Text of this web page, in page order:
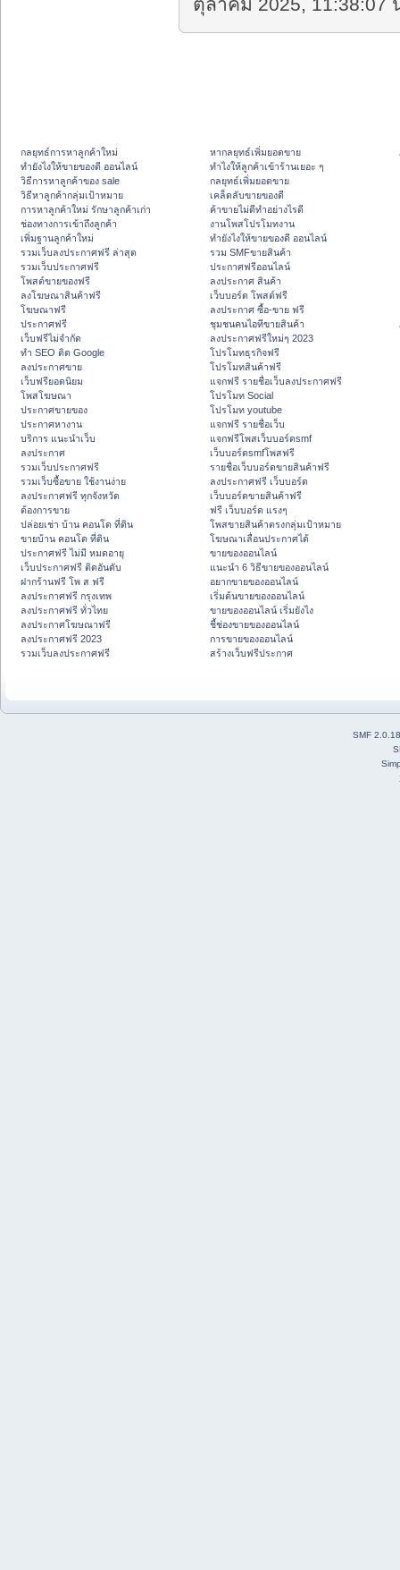
ตุลาคม 2025, 11:38:07
กลยุทธ์การหาลูกค้าใหม่
ทํายังไงให้ขายของดี ออนไลน์
วิธีการหาลูกค้าของ sale
วิธีหาลูกค้ากลุ่มเป้าหมาย
การหาลูกค้าใหม่ รักษาลูกค้าเก่า
ช่องทางการเข้าถึงลูกค้า
เพิ่มฐานลูกค้าใหม่
รวมเว็บลงประกาศฟรี ล่าสุด
รวมเว็บประกาศฟรี
โพสต์ขายของฟรี
ลงโฆษณาสินค้าฟรี
โฆษณาฟรี
ประกาศฟรี
เว็บฟรีไม่จำกัด
ทำ SEO ติด Google
ลงประกาศขาย
เว็บฟรียอดนิยม
โพสโฆษณา
ประกาศขายของ
ประกาศหางาน
บริการ แนะนำเว็บ
ลงประกาศ
รวมเว็บประกาศฟรี
รวมเว็บซื้อขาย ใช้งานง่าย
ลงประกาศฟรี ทุกจังหวัด
ต้องการขาย
ปล่อยเช่า บ้าน คอนโด ที่ดิน
ขายบ้าน คอนโด ที่ดิน
ประกาศฟรี ไม่มี หมดอายุ
เว็บประกาศฟรี ติดอันดับ
ฝากร้านฟรี โพ ส ฟรี
ลงประกาศฟรี กรุงเทพ
ลงประกาศฟรี ทั่วไทย
ลงประกาศโฆษณาฟรี
ลงประกาศฟรี 2023
รวมเว็บลงประกาศฟรี
หากลยุทธ์เพิ่มยอดขาย
ทําไงให้ลูกค้าเข้าร้านเยอะ ๆ
กลยุทธ์เพิ่มยอดขาย
เคล็ดลับขายของดี
ค้าขายไม่ดีทำอย่างไรดี
งานโพสโปรโมทงาน
ทํายังไงให้ขายของดี ออนไลน์
รวม SMFขายสินค้า
ประกาศฟรีออนไลน์
ลงประกาศ สินค้า
เว็บบอร์ด โพสต์ฟรี
ลงประกาศ ซื้อ-ขาย ฟรี
ชุมชนคนไอทีขายสินค้า
ลงประกาศฟรีใหม่ๆ 2023
โปรโมทธุรกิจฟรี
โปรโมทสินค้าฟรี
แจกฟรี รายชื่อเว็บลงประกาศฟรี
โปรโมท Social
โปรโมท youtube
แจกฟรี รายชื่อเว็บ
แจกฟรีโพสเว็บบอร์ดsmf
เว็บบอร์ดsmfโพสฟรี
รายชื่อเว็บบอร์ดขายสินค้าฟรี
ลงประกาศฟรี เว็บบอร์ด
เว็บบอร์ดขายสินค้าฟรี
ฟรี เว็บบอร์ด แรงๆ
โพสขายสินค้าตรงกลุ่มเป้าหมาย
โฆษณาเลื่อนประกาศได้
ขายของออนไลน์
แนะนำ 6 วิธีขายของออนไลน์
อยากขายของออนไลน์
เริ่มต้นขายของออนไลน์
ขายของออนไลน์ เริ่มยังไง
ชี้ช่องขายของออนไลน์
การขายของออนไลน์
สร้างเว็บฟรีประกาศ
SMF 2.0.18